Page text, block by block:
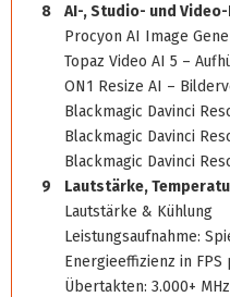
8
AI-, Studio- und
Procyon AI Image
Topaz Video AI 5 –
ON1 Resize AI –
Blackmagic Davinci
Blackmagic Davinci
Blackmagic Davinci
9
Lautstärke,
Lautstärke & Kühlung
Leistungsaufnahme:
Energieeffizienz in FPS
Übertakten: 3.000+